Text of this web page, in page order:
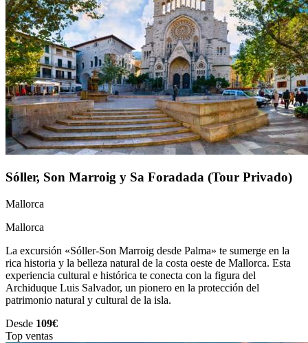
Sóller, Son Marroig y Sa Foradada (Tour Privado)
Mallorca
Mallorca
La excursión «Sóller-Son Marroig desde Palma» te sumerge en la
rica historia y la belleza natural de la costa oeste de Mallorca. Esta
experiencia cultural e histórica te conecta con la figura del
Archiduque Luis Salvador, un pionero en la protección del
patrimonio natural y cultural de la isla.
Desde 109€
Top ventas